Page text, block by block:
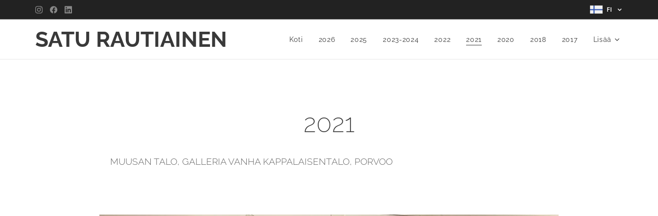
FI
SATU RAUTIAINEN Koti 2026 2025 2023-2024 2022 2021 2020 2018 2017 Lisää
2021
MUUSAN TALO, GALLERIA VANHA KAPPALAISENTALO, PORVOO